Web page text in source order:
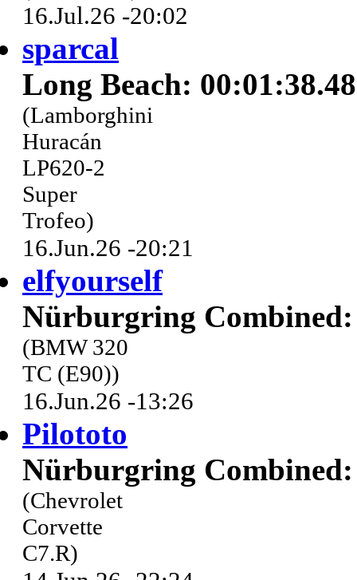
16.Jul.26 -20:02
sparcal
Long Beach:
(Lamborghini
Huracán
LP620-2
Super
Trofeo)
16.Jun.26 -20:21
elfyourself
Nürburgring Combined:
(BMW 320
TC (E90))
16.Jun.26 -13:26
Pilototo
Nürburgring Combined:
(Chevrolet
Corvette
C7.R)